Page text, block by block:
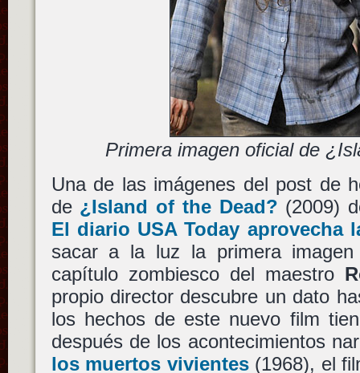
Primera imagen oficial de
Una de las imágenes del post de
de ¿Island of the Dead? (2009)
El diario USA Today aprovecha
sacar a la luz la primera
capítulo zombiesco del maestro
propio director descubre un dato
los hechos de este nuevo film
después de los acontecimientos
los muertos vivientes(1968), el